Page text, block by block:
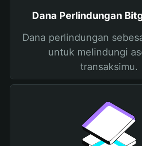
Dana Perlindungan
Dana perlindungan
untuk melindungi
transaksimu.